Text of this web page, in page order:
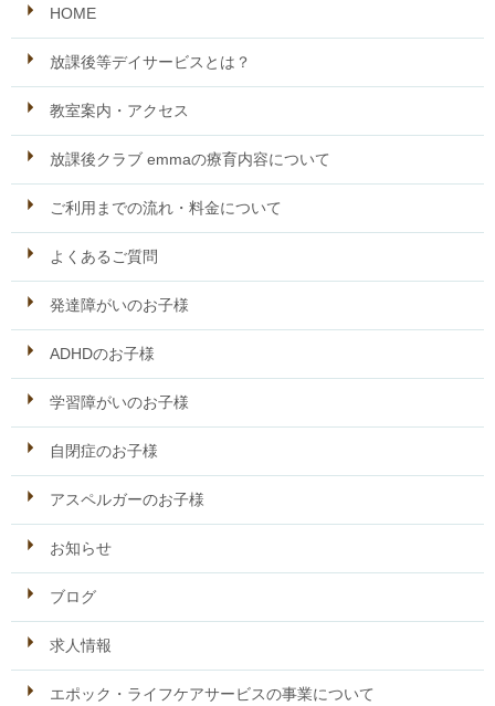
HOME
放課後等デイサービスとは？
教室案内・アクセス
放課後クラブ emmaの療育内容について
ご利用までの流れ・料金について
よくあるご質問
発達障がいのお子様
ADHDのお子様
学習障がいのお子様
自閉症のお子様
アスペルガーのお子様
お知らせ
ブログ
求人情報
エポック・ライフケアサービスの事業について